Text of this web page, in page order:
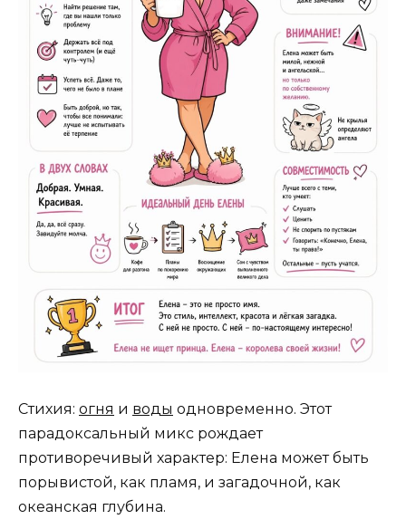
Стихия: огня и воды одновременно. Этот
парадоксальный микс рождает
противоречивый характер: Елена может быть
порывистой, как пламя, и загадочной, как
океанская глубина.